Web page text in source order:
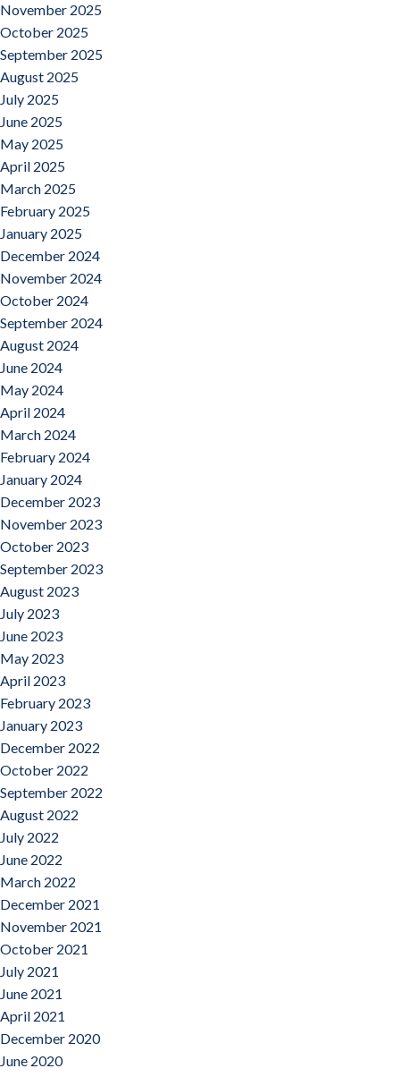
November 2025
October 2025
September 2025
August 2025
July 2025
June 2025
May 2025
April 2025
March 2025
February 2025
January 2025
December 2024
November 2024
October 2024
September 2024
August 2024
June 2024
May 2024
April 2024
March 2024
February 2024
January 2024
December 2023
November 2023
October 2023
September 2023
August 2023
July 2023
June 2023
May 2023
April 2023
February 2023
January 2023
December 2022
October 2022
September 2022
August 2022
July 2022
June 2022
March 2022
December 2021
November 2021
October 2021
July 2021
June 2021
April 2021
December 2020
June 2020